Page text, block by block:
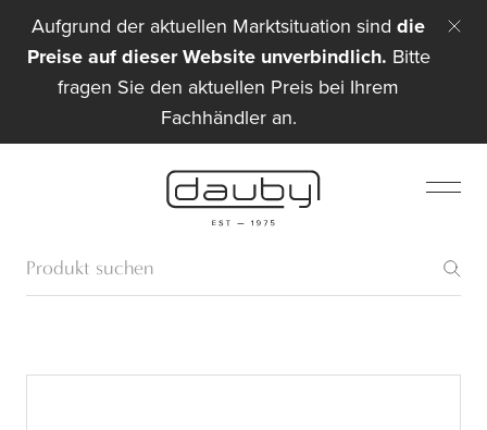
Aufgrund der aktuellen Marktsituation sind die
Preise auf dieser Website unverbindlich. Bitte
fragen Sie den aktuellen Preis bei Ihrem
Fachhändler an.